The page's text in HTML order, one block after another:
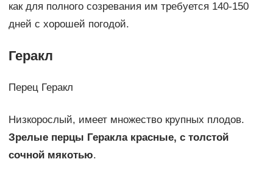
как для полного созревания им требуется 140-150
дней с хорошей погодой.
Геракл
Перец Геракл
Низкорослый, имеет множество крупных плодов.
Зрелые перцы Геракла красные, с толстой
сочной мякотью.